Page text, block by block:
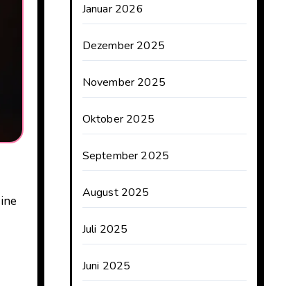
Januar 2026
Dezember 2025
November 2025
Oktober 2025
September 2025
August 2025
Juli 2025
Juni 2025